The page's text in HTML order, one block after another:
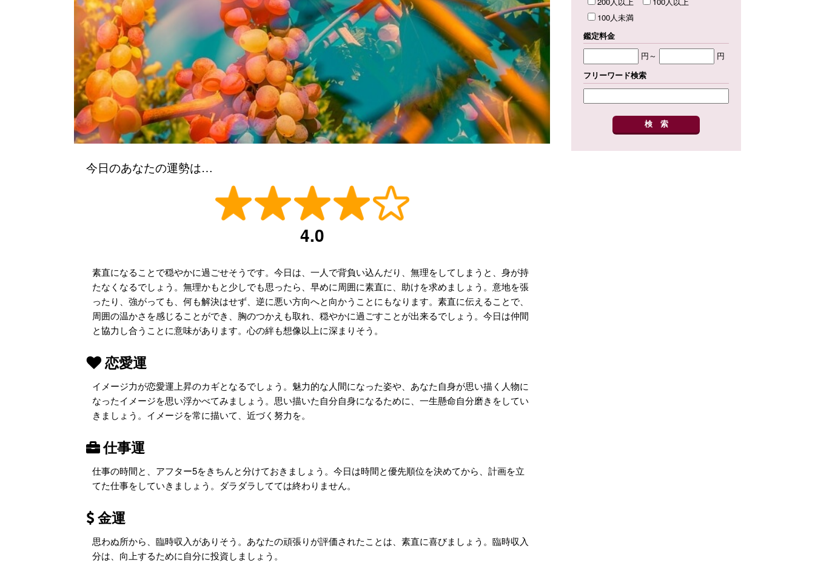
今日のあなたの運勢は…
4.0
素直になることで穏やかに過ごせそうです。今日は、一人で背負い込んだり、無理をしてしまうと、身が持
たなくなるでしょう。無理かもと少しでも思ったら、早めに周囲に素直に、助けを求めましょう。意地を張
ったり、強がっても、何も解決はせず、逆に悪い方向へと向かうことにもなります。素直に伝えることで、
周囲の温かさを感じることができ、胸のつかえも取れ、穏やかに過ごすことが出来るでしょう。今日は仲間
と協力し合うことに意味があります。心の絆も想像以上に深まりそう。
恋愛運
イメージ力が恋愛運上昇のカギとなるでしょう。魅力的な人間になった姿や、あなた自身が思い描く人物に
なったイメージを思い浮かべてみましょう。思い描いた自分自身になるために、一生懸命自分磨きをしてい
きましょう。イメージを常に描いて、近づく努力を。
仕事運
仕事の時間と、アフター5をきちんと分けておきましょう。今日は時間と優先順位を決めてから、計画を立
てた仕事をしていきましょう。ダラダラしてては終わりません。
金運
思わぬ所から、臨時収入がありそう。あなたの頑張りが評価されたことは、素直に喜びましょう。臨時収入
分は、向上するために自分に投資しましょう。
100人未満
鑑定料金
円～
円
フリーワード検索